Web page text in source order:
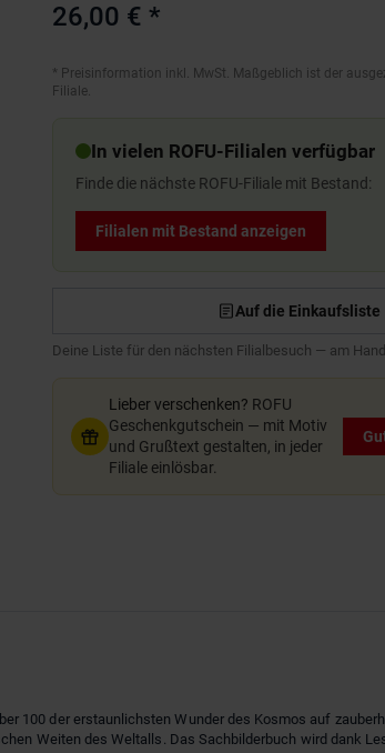
26,00 € *
* Preisinformation inkl. MwSt. Maßgeblich ist der
Filiale.
In vielen ROFU-Filialen verfügbar
Finde die nächste ROFU-Filiale mit Bestand:
Filialen mit Bestand anzeigen
Auf die Einkaufsliste
Deine Liste für den nächsten Filialbesuch — am
Lieber verschenken? ROFU
Geschenkgutschein — mit Motiv
und Grußtext gestalten, in jeder
Filiale einlösbar.
100 der erstaunlichsten Wunder des Kosmos auf
Weiten des Weltalls. Das Sachbilderbuch wird dank